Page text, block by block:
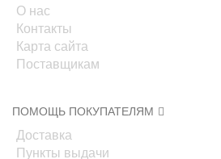
О нас
Контакты
Карта сайта
Поставщикам
ПОМОЩЬ ПОКУПАТЕЛЯМ
Доставка
Пункты выдачи